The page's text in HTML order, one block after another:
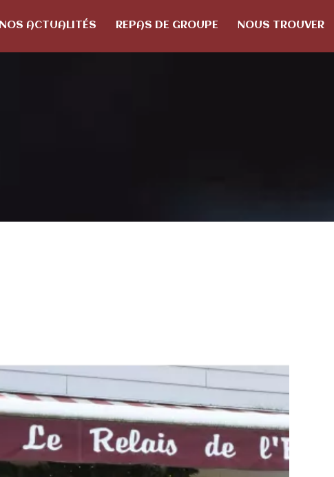
NOS ACTUALITÉS REPAS DE GROUPE NOUS TROUVER